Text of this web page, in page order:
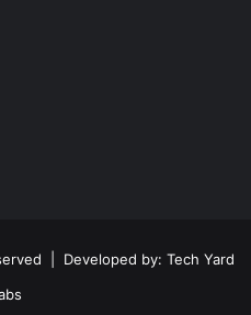
| Developed by: Tech Yard